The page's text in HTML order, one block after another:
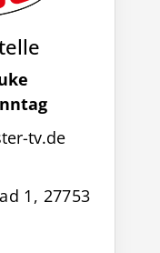
tv.de
1, 27753